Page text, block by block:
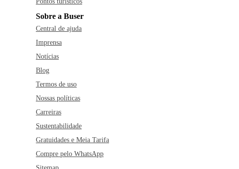
Sobre a Buser
Central de ajuda
Imprensa
Notícias
Blog
Termos de uso
Nossas políticas
Carreiras
Sustentabilidade
Gratuidades e Meia Tarifa
Compre pelo WhatsApp